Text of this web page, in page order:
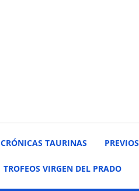
CRÓNICAS TAURINAS PREVIOS
TROFEOS VIRGEN DEL PRADO